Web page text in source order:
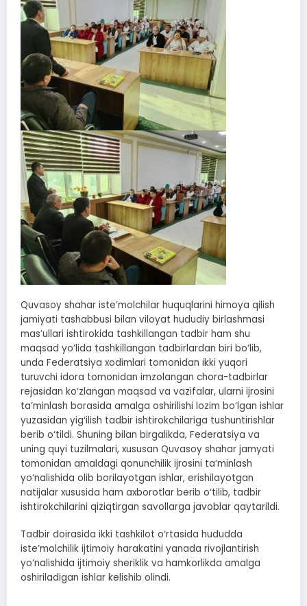
Quvasoy shahar iste’molchilar huquqlarini himoya qilish
jamiyati tashabbusi bilan viloyat hududiy birlashmasi
mas’ullari ishtirokida tashkillangan tadbir ham shu
maqsad yo‘lida tashkillangan tadbirlardan biri bo‘lib,
unda Federatsiya xodimlari tomonidan ikki yuqori
turuvchi idora tomonidan imzolangan chora-tadbirlar
rejasidan ko‘zlangan maqsad va vazifalar, ularni ijrosini
ta’minlash borasida amalga oshirilishi lozim bo‘lgan ishlar
yuzasidan yig‘ilish tadbir ishtirokchilariga tushuntirishlar
berib o‘tildi. Shuning bilan birgalikda, Federatsiya va
uning quyi tuzilmalari, xususan Quvasoy shahar jamyati
tomonidan amaldagi qonunchilik ijrosini ta’minlash
yo‘nalishida olib borilayotgan ishlar, erishilayotgan
natijalar xususida ham axborotlar berib o‘tilib, tadbir
ishtirokchilarini qiziqtirgan savollarga javoblar qaytarildi.
Tadbir doirasida ikki tashkilot o‘rtasida hududda
iste’molchilik ijtimoiy harakatini yanada rivojlantirish
yo‘nalishida ijtimoiy sheriklik va hamkorlikda amalga
oshiriladigan ishlar kelishib olindi.